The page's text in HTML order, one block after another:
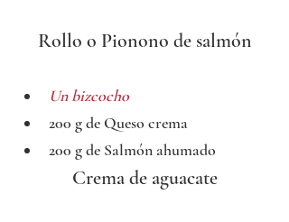
Rollo o Pionono de salmón
Un bizcocho
200 g de Queso crema
200 g de Salmón ahumado
Crema de aguacate